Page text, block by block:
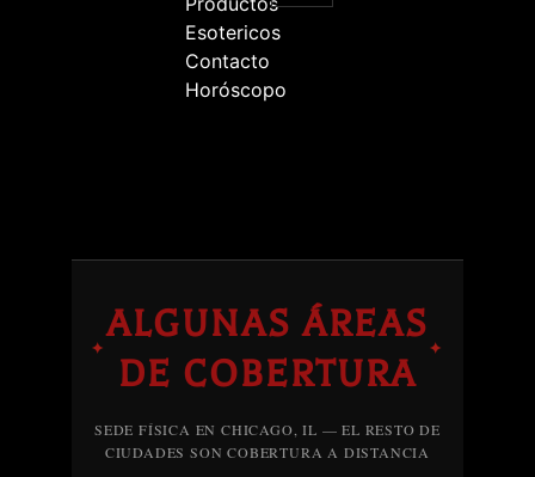
Esotericos
Contacto
Horóscopo
✦
ALGUNAS ÁREAS
DE COBERTURA
✦
SEDE FÍSICA EN CHICAGO, IL — EL RESTO DE
CIUDADES SON COBERTURA A DISTANCIA